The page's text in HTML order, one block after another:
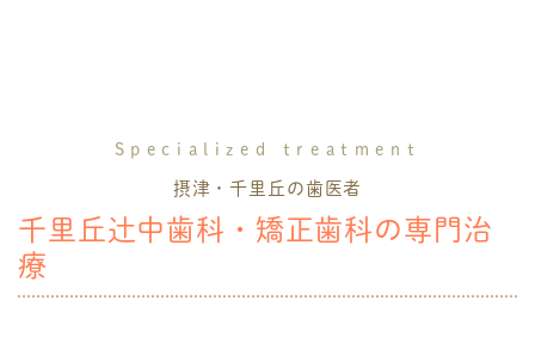
Specialized treatment
摂津・千里丘の歯医者
千里丘辻中歯科・矯正歯科の専門治
療